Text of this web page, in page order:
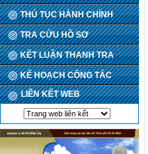
THỦ TỤC HÀNH CHÍNH
TRA CỨU HỒ SƠ
KẾT LUẬN THANH TRA
KẾ HOẠCH CÔNG TÁC
LIÊN KẾT WEB